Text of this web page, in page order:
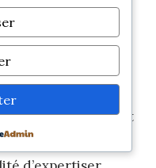
j’ai dépassé le
mène pas
L’assureur doit
lui a causé un